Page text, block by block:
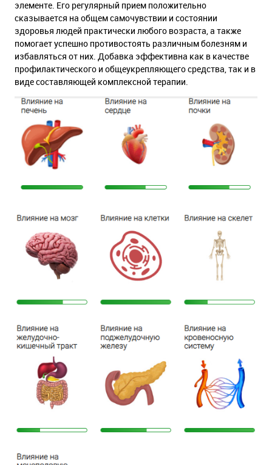
элементе. Его регулярный прием положительно
сказывается на общем самочувствии и состоянии
здоровья людей практически любого возраста, а также
помогает успешно противостоять различным болезням и
избавляться от них. Добавка эффективна как в качестве
профилактического и общеукрепляющего средства, так и в
виде составляющей комплексной терапии.